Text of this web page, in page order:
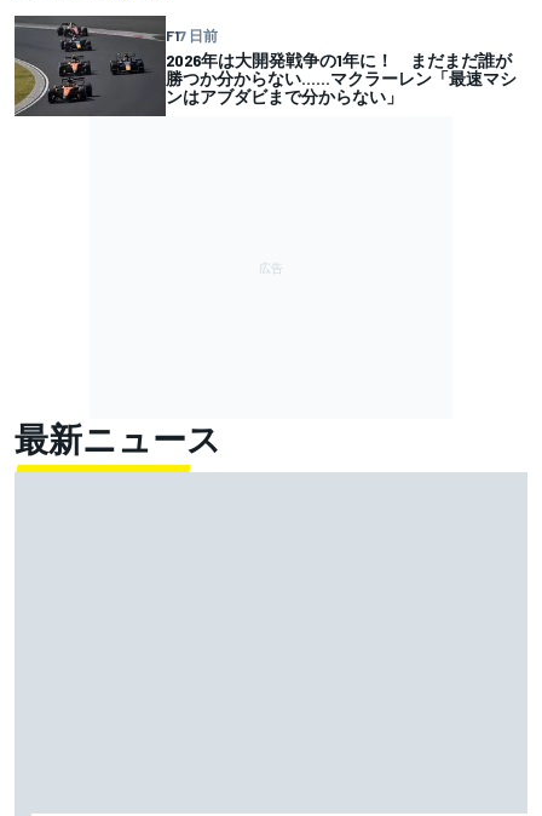
F17 日前
2026年は大開発戦争の1年に！ まだまだ誰が
勝つか分からない……マクラーレン「最速マシ
ンはアブダビまで分からない」
最新ニュース